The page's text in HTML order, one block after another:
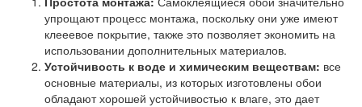
упрощают процесс монтажа, поскольку они уже имеют
клееевое покрытие, также это позволяет экономить на
использовании дополнительных материалов.
Устойчивость к воде и химическим веществам: все
основные материалы, из которых изготовлены обои
обладают хорошей устойчивостью к влаге, это дает